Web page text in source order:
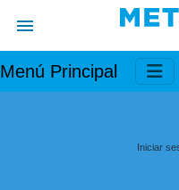
Menú Principal
Iniciar